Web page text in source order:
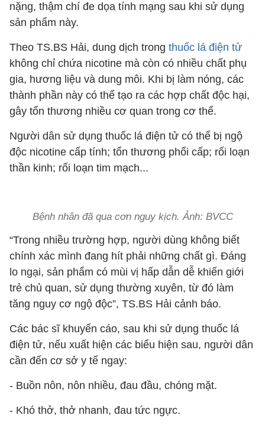
nặng, thậm chí đe dọa tính mạng sau khi sử dụng
sản phẩm này.
Theo TS.BS Hải, dung dịch trong thuốc lá điện tử
không chỉ chứa nicotine mà còn có nhiều chất phụ
gia, hương liệu và dung môi. Khi bị làm nóng, các
thành phần này có thể tạo ra các hợp chất độc hại,
gây tổn thương nhiều cơ quan trong cơ thể.
Người dân sử dụng thuốc lá điện tử có thể bị ngộ
độc nicotine cấp tính; tổn thương phổi cấp; rối loạn
thần kinh; rối loạn tim mạch...
Bệnh nhân đã qua cơn nguy kịch. Ảnh: BVCC
“Trong nhiều trường hợp, người dùng không biết
chính xác mình đang hít phải những chất gì. Đáng
lo ngại, sản phẩm có mùi vị hấp dẫn dễ khiến giới
trẻ chủ quan, sử dụng thường xuyên, từ đó làm
tăng nguy cơ ngộ độc”, TS.BS Hải cảnh báo.
Các bác sĩ khuyến cáo, sau khi sử dụng thuốc lá
điện tử, nếu xuất hiện các biểu hiện sau, người dân
cần đến cơ sở y tế ngay:
- Buồn nôn, nôn nhiều, đau đầu, chóng mặt.
- Khó thở, thở nhanh, đau tức ngực.